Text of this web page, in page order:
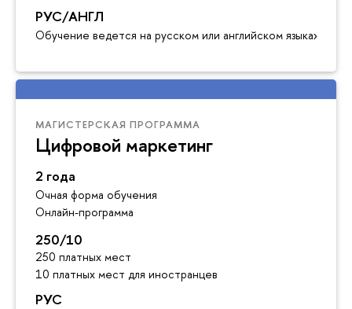
РУС/АНГЛ
Обучение ведется на русском или английском языках
МАГИСТЕРСКАЯ ПРОГРАММА
Цифровой маркетинг
2 года
Очная форма обучения
Онлайн-программа
250/10
250 платных мест
10 платных мест для иностранцев
РУС